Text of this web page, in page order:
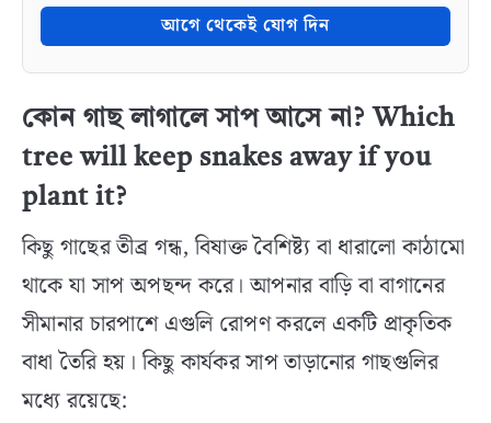
আগে থেকেই যোগ দিন
কোন গাছ লাগালে সাপ আসে না? Which
tree will keep snakes away if you
plant it?
কিছু গাছের তীব্র গন্ধ, বিষাক্ত বৈশিষ্ট্য বা ধারালো কাঠামো
থাকে যা সাপ অপছন্দ করে। আপনার বাড়ি বা বাগানের
সীমানার চারপাশে এগুলি রোপণ করলে একটি প্রাকৃতিক
বাধা তৈরি হয়। কিছু কার্যকর সাপ তাড়ানোর গাছগুলির
মধ্যে রয়েছে: